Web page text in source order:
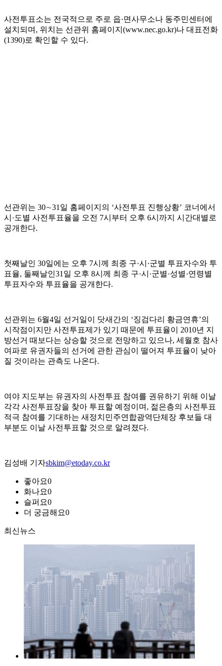
사전투표소는 전국적으로 주로 읍·면사무소나 동주민센터에
설치되며, 위치는 선관위 홈페이지(www.nec.go.kr)나 대표전화
(1390)로 확인할 수 있다.
선관위는 30∼31일 홈페이지의 ‘사전투표 진행상황’ 코너에서
시·도별 사전투표율을 오전 7시부터 오후 6시까지 시간대별로
공개한다.
첫째날인 30일에는 오후 7시께 최종 구·시·군별 투표자수와 투
표율, 둘째날인31일 오후 8시께 최종 구·시·군별·성별·연령별
투표자수와 투표율을 공개한다.
선관위는 6월4일 선거일이 닷새간의 ‘징검다리 황금연휴’의
시작점이지만 사전투표제가 있기 때문에 투표율이 2010년 지
방선거 때보다는 상승할 것으로 전망하고 있으나, 세월호 참사
여파로 유권자들의 선거에 관한 관심이 떨어져 투표율이 낮아
질 것이라는 관측도 나온다.
여야 지도부는 유권자의 사전투표 참여를 권유하기 위해 이날
각각 사전투표장을 찾아 투표할 예정이며, 젊은층의 사전투표
적극 참여를 기대하는 새정치민주연합광역단체장 후보들 대
부분도 이날 사전투표할 것으로 알려졌다.
김성배 기자sbkim@etoday.co.kr
좋아요0
화나요0
슬퍼요0
더 궁금해요0
최신뉴스